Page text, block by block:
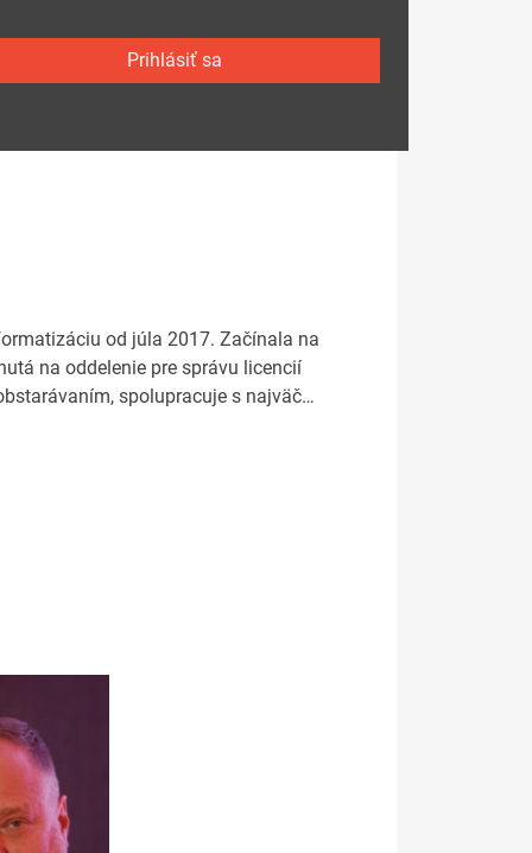
Prihlásiť sa
od júla 2017. Začínala na
na oddelenie pre správu licencií
spolupracuje s najväč…